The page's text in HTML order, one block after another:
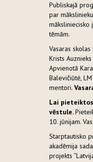
Publiskajā
par
māksliniecisko
tēmām.
Vasaras
Krists
Apvienotā
Balevičiūtė,
mentori.
Lai
vēstule.
10. jūnijam.
Starptautisko
akadēmija
projekts